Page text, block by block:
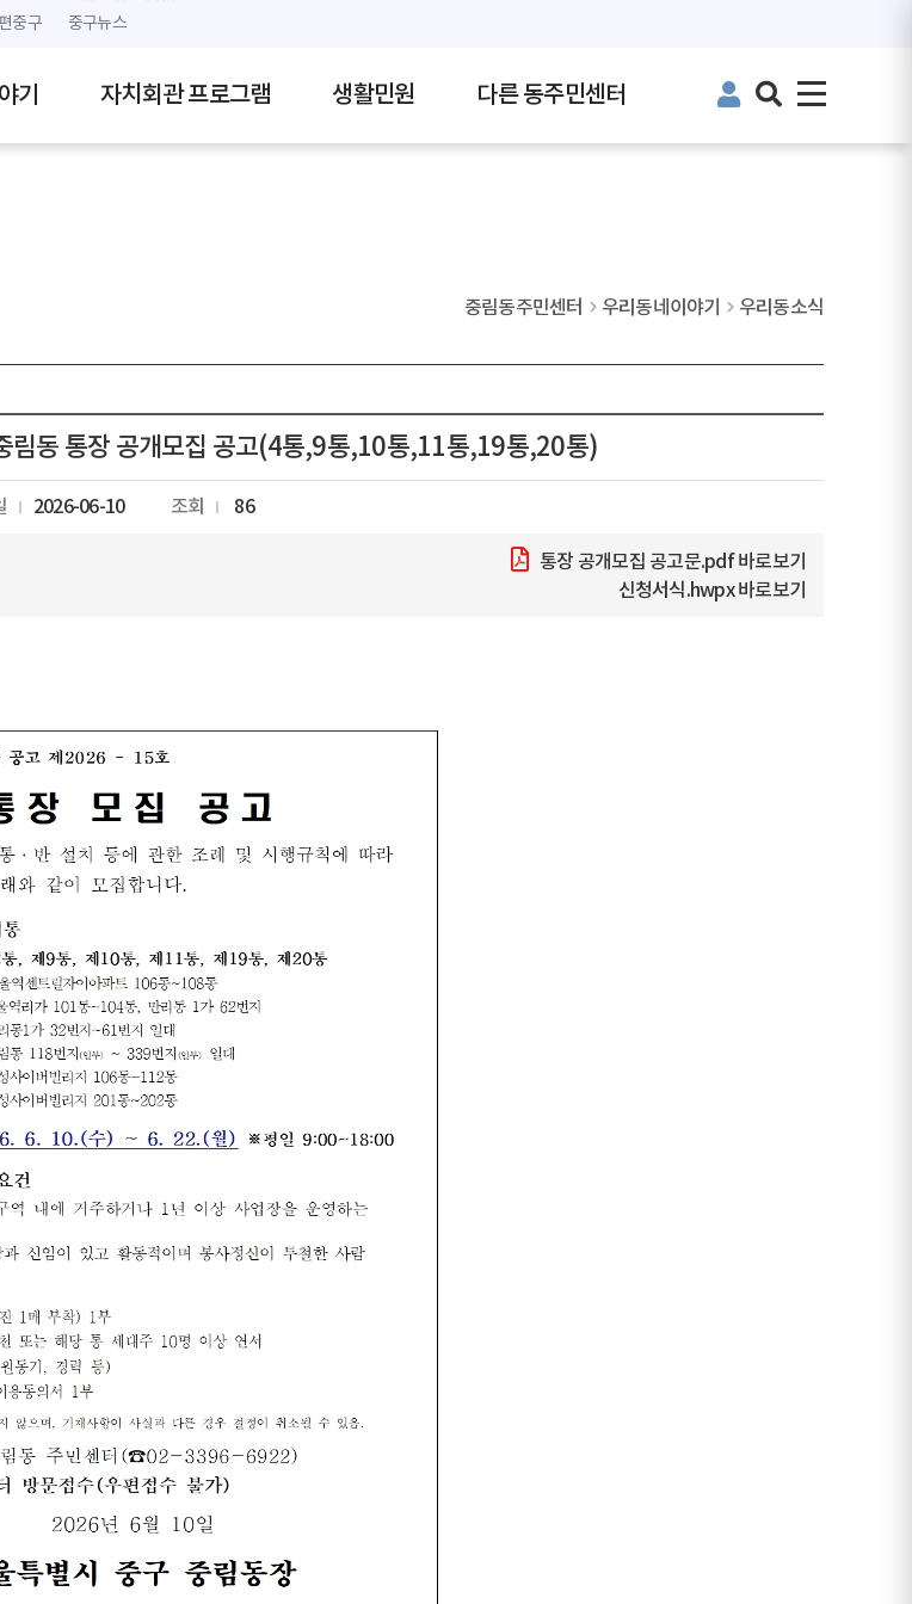
중구 중구뉴스
기 자치회관 프로그램 생활민원 다른 동주민센터
중림동주민센터 우리동네이야기 우리동소식
림동 통장 공개모집 공고(4통,9통,10통,11통,19통,20통)
2026-06-10 조회 86
통장 공개모집 공고문.pdf 바로보기
신청서식.hwpx 바로보기